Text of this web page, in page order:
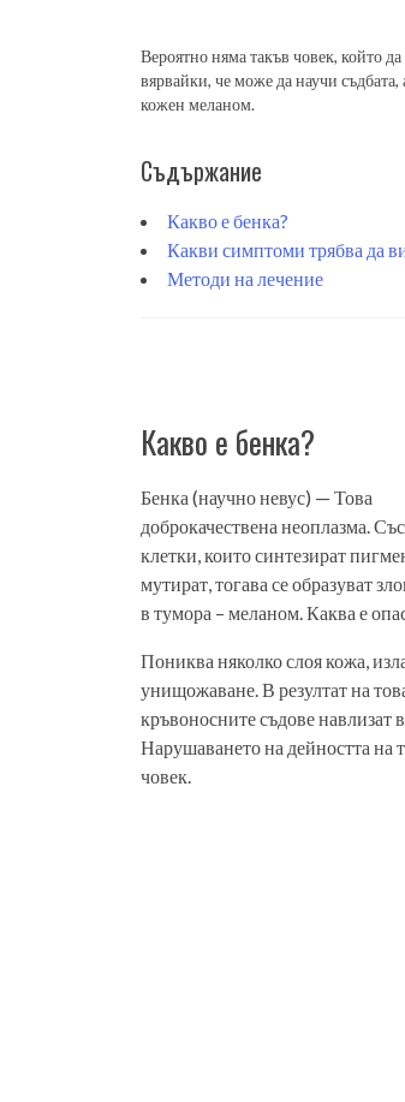
Вероятно няма такъв човек, който
вярвайки, че може да научи
кожен меланом.
Съдържание
Какво е бенка?
Какви симптоми трябва да
Методи на лечение
Какво е бенка?
Бенка (научно невус) — Това
доброкачествена неоплазма.
клетки, които синтезират
мутират, тогава се образуват
в тумора – меланом. Каква е
Пониква няколко слоя кожа,
унищожаване. В резултат на
кръвоносните съдове навлизат
Нарушаването на дейността на
човек.